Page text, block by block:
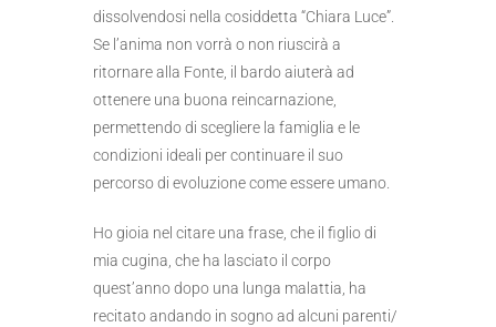
dissolvendosi nella cosiddetta “Chiara Luce”.
Se l’anima non vorrà o non riuscirà a
ritornare alla Fonte, il bardo aiuterà ad
ottenere una buona reincarnazione,
permettendo di scegliere la famiglia e le
condizioni ideali per continuare il suo
percorso di evoluzione come essere umano.
Ho gioia nel citare una frase, che il figlio di
mia cugina, che ha lasciato il corpo
quest’anno dopo una lunga malattia, ha
recitato andando in sogno ad alcuni parenti/